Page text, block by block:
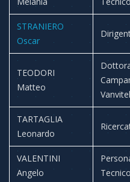
STRANIERO
Oscar
TEODORI
Matteo
TARTAGLIA
Leonardo
VALENTINI
Angelo